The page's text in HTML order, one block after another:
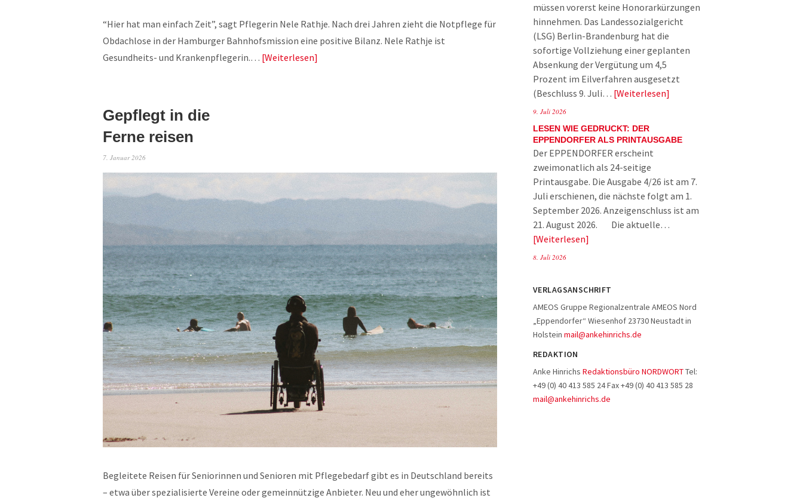
“Hier hat man einfach Zeit”, sagt Pflegerin Nele Rathje. Nach drei Jahren zieht die Notpflege für
Obdachlose in der Hamburger Bahnhofsmission eine positive Bilanz. Nele Rathje ist
Gesundheits- und Krankenpflegerin.… Weiterlesen
Gepflegt in die
Ferne reisen
7. Januar 2026
Begleitete Reisen für Seniorinnen und Senioren mit Pflegebedarf gibt es in Deutschland bereits
– etwa über spezialisierte Vereine oder gemeinnützige Anbieter. Neu und eher ungewöhnlich ist
müssen vorerst keine Honorarkürzungen
hinnehmen. Das Landessozialgericht
(LSG) Berlin-Brandenburg hat die
sofortige Vollziehung einer geplanten
Absenkung der Vergütung um 4,5
Prozent im Eilverfahren ausgesetzt
(Beschluss 9. Juli… Weiterlesen
9. Juli 2026
LESEN WIE GEDRUCKT: DER
EPPENDORFER ALS PRINTAUSGABE
Der EPPENDORFER erscheint
zweimonatlich als 24-seitige
Printausgabe. Die Ausgabe 4/26 ist am 7.
Juli erschienen, die nächste folgt am 1.
September 2026. Anzeigenschluss ist am
21. August 2026. Die aktuelle…
Weiterlesen
8. Juli 2026
VERLAGSANSCHRIFT
AMEOS Gruppe Regionalzentrale AMEOS Nord
„Eppendorfer“ Wiesenhof 23730 Neustadt in
Holstein mail@ankehinrichs.de
REDAKTION
Anke Hinrichs Redaktionsbüro NORDWORTTel:
+49 (0) 40 413 585 24 Fax +49 (0) 40 413 585 28
mail@ankehinrichs.de